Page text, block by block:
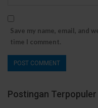
Save my name, email, and
time I comment.
Postingan Terpopuler